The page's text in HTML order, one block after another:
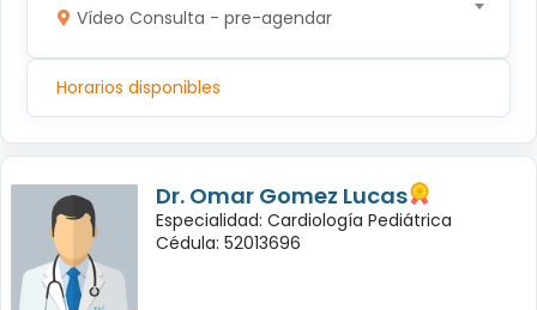
Vídeo Consulta - pre-agendar
Horarios disponibles
Dr. Omar Gomez Lucas
Especialidad: Cardiología Pediátrica
Cédula: 52013696